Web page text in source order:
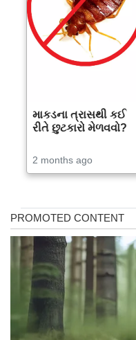
માકડના ત્રાસથી કઈ
રીતે છુટકારો મેળવવો?
2 months ago